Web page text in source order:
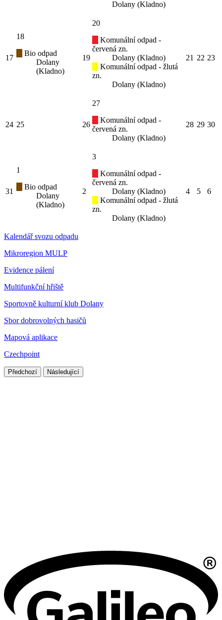
Dolany (Kladno)
17
18
Bio odpad
Dolany
(Kladno)
19
20
Komunální odpad -
červená zn.
Dolany (Kladno)
Komunální odpad - žlutá
zn.
Dolany (Kladno)
21 22 23
24 25 26
27
Komunální odpad -
červená zn.
Dolany (Kladno)
28 29 30
31
1
Bio odpad
Dolany
(Kladno)
2
3
Komunální odpad -
červená zn.
Dolany (Kladno)
Komunální odpad - žlutá
zn.
Dolany (Kladno)
4 5 6
Kalendář svozu odpadu
Mikroregion MULP
Evidence pálení
Multifunkční hřiště
Sportovně kulturní klub Dolany
Sbor dobrovolných hasičů
Mapová aplikace
Czechpoint
Předchozí Následující